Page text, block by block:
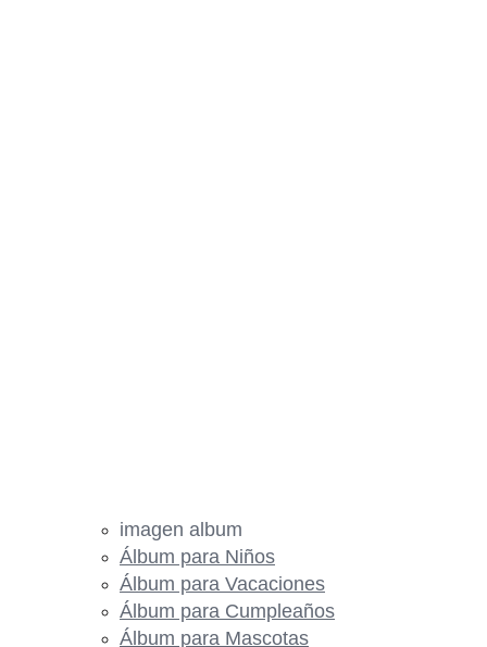
imagen album
Álbum para Niños
Álbum para Vacaciones
Álbum para Cumpleaños
Álbum para Mascotas